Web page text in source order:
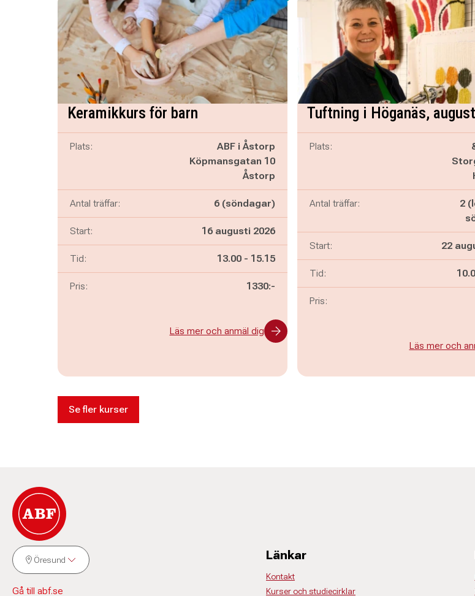
Keramikkurs för barn
Plats:
ABF i Åstorp
Köpmansgatan 10
Åstorp
Antal träffar: 6 (söndagar)
Start: 16 augusti 2026
Tid: Pågår mellan
13.00 - och
15.15
Pris: 1330:-
Läs mer och anmäl dig
Tuftning i Höganäs,
Plats:
Antal träffar:
2
Start: 22
Tid:
Pris:
Läs mer och
Se fler kurser
Öresund
Gå till abf.se
Länkar
Kontakt
Kurser och studiecirklar